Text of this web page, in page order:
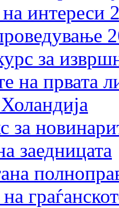
интереси
за
на првата
за
заедницата
на